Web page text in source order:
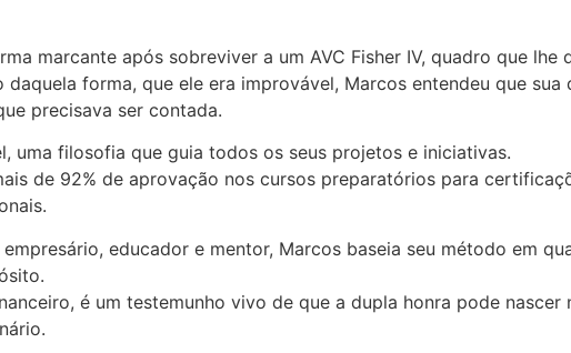
marcante após sobreviver a um AVC Fisher IV, quadro que
forma, que ele era improvável, Marcos entendeu que
precisava ser contada.
uma filosofia que guia todos os seus projetos e iniciativas.
de 92% de aprovação nos cursos preparatórios para
educador e mentor, Marcos baseia seu método em
é um testemunho vivo de que a dupla honra pode